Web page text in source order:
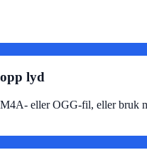
lyd
eller OGG-fil, eller bruk